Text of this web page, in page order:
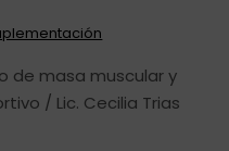
de masa muscular y
/ Lic. Cecilia Trias